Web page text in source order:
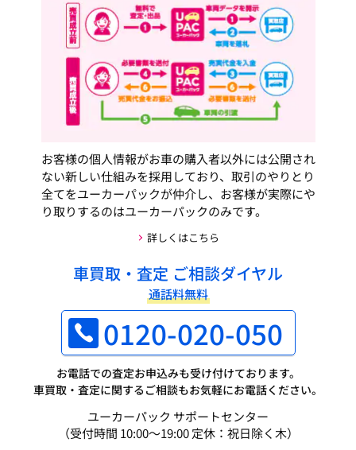
お客様の個人情報がお車の購入者以外には公開され
ない新しい仕組みを採用しており、取引のやりとり
全てをユーカーパックが仲介し、お客様が実際にや
り取りするのはユーカーパックのみです。
詳しくはこちら
車買取・査定 ご相談ダイヤル
通話料無料
0120-020-050
お電話での査定お申込みも受け付けております。
車買取・査定に関するご相談もお気軽にお電話ください。
ユーカーパック サポートセンター
（受付時間 10:00～19:00 定休：祝日除く木）